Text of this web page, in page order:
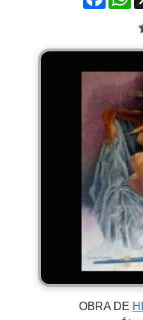
OBRA DE